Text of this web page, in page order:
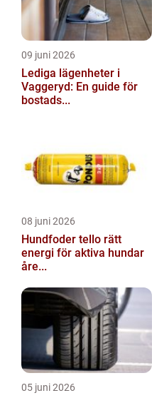
09 juni 2026
Lediga lägenheter i
Vaggeryd: En guide för
bostads...
08 juni 2026
Hundfoder tello rätt
energi för aktiva hundar
åre...
05 juni 2026